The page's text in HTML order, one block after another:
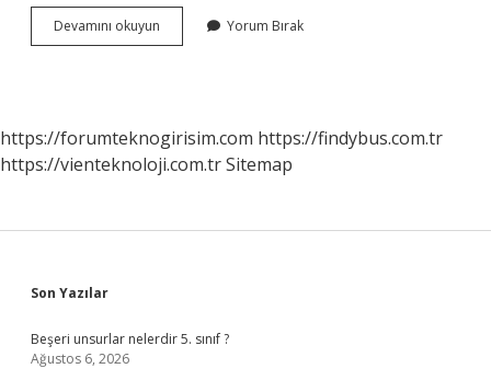
Devamını okuyun
Sümük
Yorum Bırak
https://forumteknogirisim.com https://findybus.com.tr
https://vienteknoloji.com.trSitemap
Sidebar
Son Yazılar
Beşeri unsurlar nelerdir 5. sınıf ?
Ağustos 6, 2026